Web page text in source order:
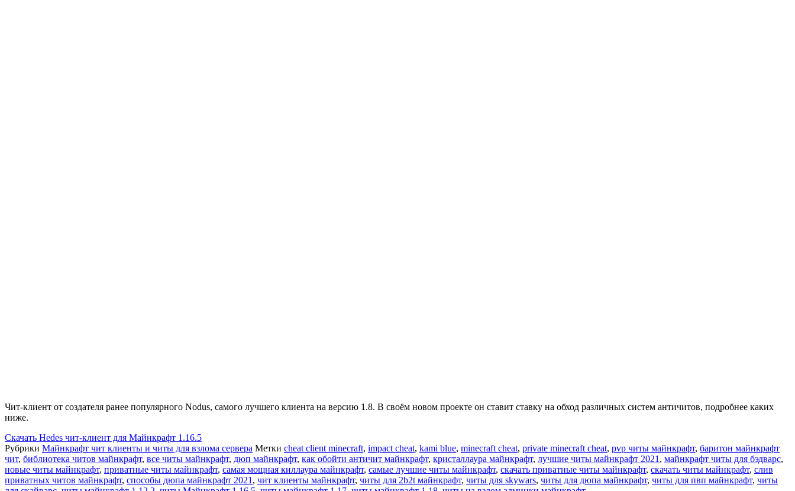
Чит-клиент от создателя ранее популярного Nodus, самого лучшего клиента на версию 1.8. В своём новом проекте он ставит ставку на обход различных систем античитов, подробнее каких
ниже.
Скачать Hedes чит-клиент для Майнкрафт 1.16.5
Рубрики Майнкрафт чит клиенты и читы для взлома сервера Метки cheat client minecraft, impact cheat, kami blue, minecraft cheat, private minecraft cheat, pvp читы майнкрафт, баритон майнкрафт
чит, библиотека читов майнкрафт, все читы майнкрафт, дюп майнкрафт, как обойти античит майнкрафт, кристаллаура майнкрафт, лучшие читы майнкрафт 2021 , майнкрафт читы для бэдварс,
новые читы майнкрафт, приватные читы майнкрафт, самая мощная киллаура майнкрафт, самые лучшие читы майнкрафт, скачать приватные читы майнкрафт, скачать читы майнкрафт, слив
приватных читов майнкрафт, способы дюпа майнкрафт 2021 , чит клиенты майнкрафт, читы для 2b2t майнкрафт, читы для skywars, читы для дюпа майнкрафт, читы для пвп майнкрафт, читы